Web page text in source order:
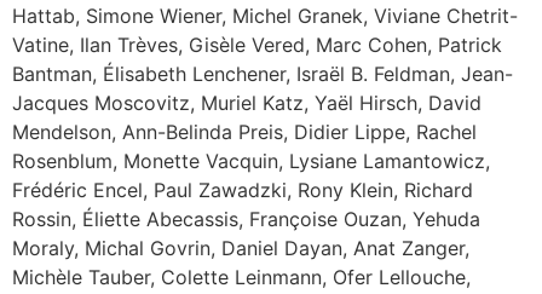
Hattab, Simone Wiener, Michel Granek, Viviane Chetrit-
Vatine, Ilan Trèves, Gisèle Vered, Marc Cohen, Patrick
Bantman, Élisabeth Lenchener, Israël B. Feldman, Jean-
Jacques Moscovitz, Muriel Katz, Yaël Hirsch, David
Mendelson, Ann-Belinda Preis, Didier Lippe, Rachel
Rosenblum, Monette Vacquin, Lysiane Lamantowicz,
Frédéric Encel, Paul Zawadzki, Rony Klein, Richard
Rossin, Éliette Abecassis, Françoise Ouzan, Yehuda
Moraly, Michal Govrin, Daniel Dayan, Anat Zanger,
Michèle Tauber, Colette Leinmann, Ofer Lellouche,